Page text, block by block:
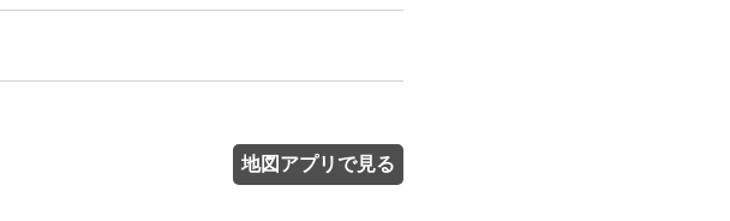
地図アプリで見る